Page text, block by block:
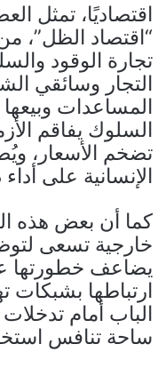
اقتصاديًا، تمثل
“اقتصاد الظل”،
تجارة الوقود
التجار وسائقي
المساعدات
السلوك يفاقم
تضخم الأسعار،
الإنسانية على
كما أن بعض هذه
خارجية تسعى
يضاعف خطورتها
ارتباطها بشبكات
الباب أمام
ساحة تنافس